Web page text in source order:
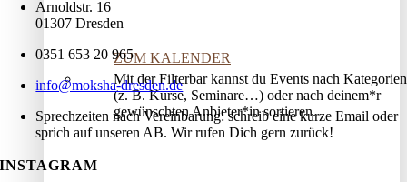
ZUM KALENDER
Mit der Filterbar kannst du Events nach Kategorien
(z. B. Kurse, Seminare…) oder nach deinem*r
gewünschten Anbieter*in sortieren.
Arnoldstr. 16
01307 Dresden
0351 653 20 965
info@moksha-dresden.de
Sprechzeiten nach Vereinbarung: schreib eine kurze Email oder
sprich auf unseren AB. Wir rufen Dich gern zurück!
INSTAGRAM